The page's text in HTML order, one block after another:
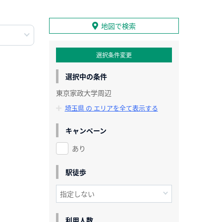
地図で検索
選択条件変更
選択中の条件
東京家政大学周辺
埼玉県 の エリアを全て表示する
キャンペーン
あり
駅徒歩
利用人数